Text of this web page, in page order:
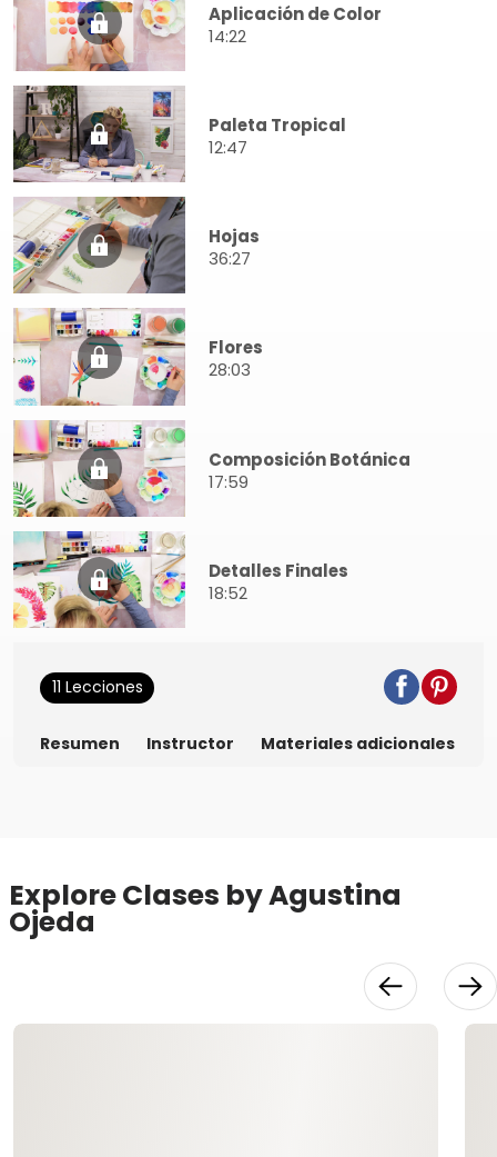
Aplicación de Color
14:22
Paleta Tropical
12:47
Hojas
36:27
Flores
28:03
Composición Botánica
17:59
Detalles Finales
18:52
11 Lecciones
Resumen Instructor Materiales adicionales
Explore Clases by Agustina
Ojeda